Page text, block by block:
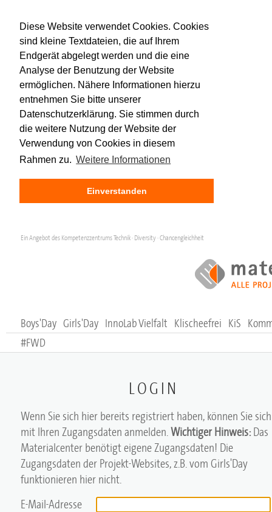
Diese Website verwendet Cookies. Cookies
sind kleine Textdateien, die auf Ihrem
Endgerät abgelegt werden und die eine
Analyse der Benutzung der Website
ermöglichen. Nähere Informationen hierzu
entnehmen Sie bitte unserer
Datenschutzerklärung. Sie stimmen durch
die weitere Nutzung der Website der
Verwendung von Cookies in diesem
Rahmen zu. Weitere Informationen
Einverstanden
Ein Angebot des Kompetenzzentrums Technik · Diversity · Chancengleichheit
Boys'Day Girls'Day InnoLab Vielfalt Klischeefrei KiS
#FWD
LOGIN
Wenn Sie sich hier bereits registriert haben, können Sie sich
mit Ihren Zugangsdaten anmelden. Wichtiger Hinweis: Das
Materialcenter benötigt eigene Zugangsdaten! Die
Zugangsdaten der Projekt-Websites, z.B. vom Girls'Day
funktionieren hier nicht.
E-Mail-Adresse